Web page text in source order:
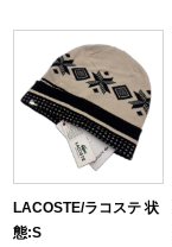
LACOSTE/ラコステ 状
態:S